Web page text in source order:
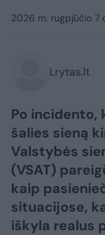
2026 m. rugpjūčio 7
Lrytas.lt
Po incidento,
šalies sieną
Valstybės
(VSAT)
kaip
situacijose,
iškyla realus